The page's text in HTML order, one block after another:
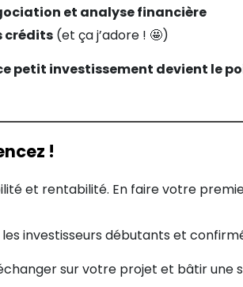
et analyse financière
crédits (et ça j’adore ! 🤩)
petit investissement devient le
!
et rentabilité. En faire votre
investisseurs débutants et
sur votre projet et bâtir une